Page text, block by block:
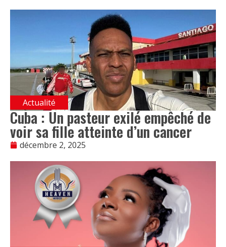
Actualité
Cuba : Un pasteur exilé empêché de
voir sa fille atteinte d’un cancer
décembre 2, 2025